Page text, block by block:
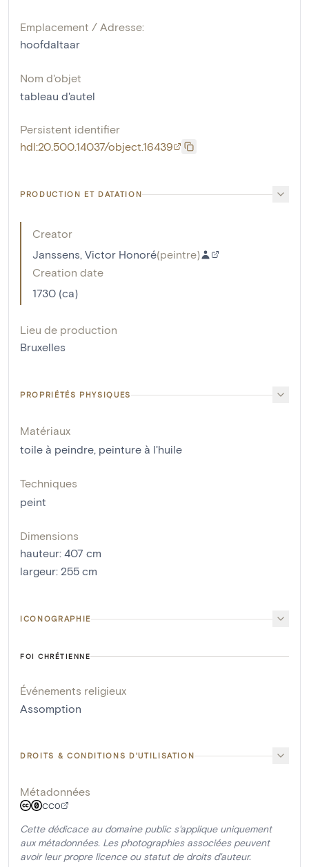
Emplacement / Adresse:
hoofdaltaar
Nom d'objet
tableau d'autel
Persistent identifier
hdl:20.500.14037/object.16439
PRODUCTION ET DATATION
Creator
Janssens, Victor Honoré(peintre)
Creation date
1730 (ca)
Lieu de production
Bruxelles
PROPRIÉTÉS PHYSIQUES
Matériaux
toile à peindre, peinture à l'huile
Techniques
peint
Dimensions
hauteur: 407 cm
largeur: 255 cm
ICONOGRAPHIE
FOI CHRÉTIENNE
Événements religieux
Assomption
DROITS & CONDITIONS D'UTILISATION
Métadonnées
CC0
Cette dédicace au domaine public s'applique uniquement
aux métadonnées. Les photographies associées peuvent
avoir leur propre licence ou statut de droits d'auteur.